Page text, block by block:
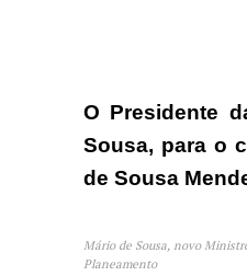
O Presidente
Sousa, para o
de Sousa
Mário de Sousa, novo
Planeamento